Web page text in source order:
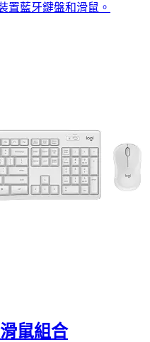
置藍牙鍵盤和滑鼠。
鼠組合